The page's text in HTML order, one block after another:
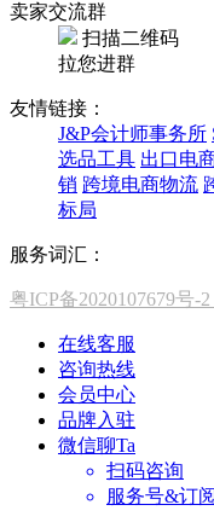
卖家交流群
扫描二维码
拉您进群
友情链接：
J&P会计师事务所
选品工具 出口电
销 跨境电商物流
标局
服务词汇：
粤ICP备2020107679号-2
在线客服
咨询热线
会员中心
品牌入驻
微信聊Ta
扫码咨询
服务号&订